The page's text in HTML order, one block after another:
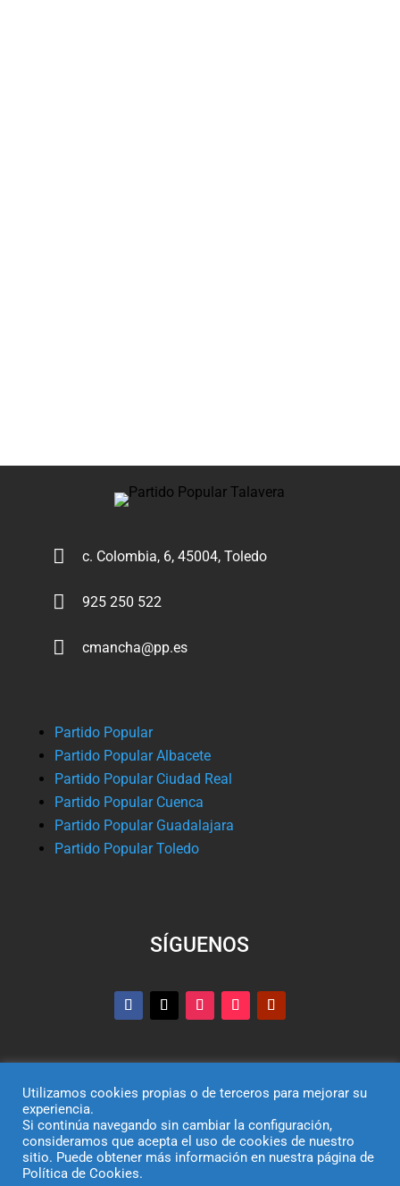
 c. Colombia, 6, 45004, Toledo
 925 250 522
 cmancha@pp.es
Partido Popular
Partido Popular Albacete
Partido Popular Ciudad Real
Partido Popular Cuenca
Partido Popular Guadalajara
Partido Popular Toledo
SÍGUENOS
© Partido Popular de Castilla-La Mancha – C/ Colombia,
6, 45004, Toledo, Teléfono 925 250 522
El uso de este sitio implica la aceptación del
Utilizamos cookies propias o de terceros para mejorar su
experiencia.
Si continúa navegando sin cambiar la configuración,
consideramos que acepta el uso de cookies de nuestro
sitio. Puede obtener más información en nuestra página de
Política de Cookies.